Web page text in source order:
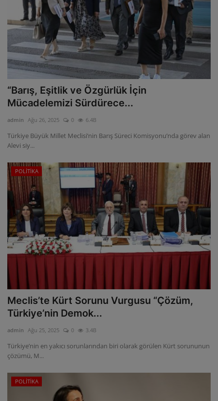
“Barış, Eşitlik ve Özgürlük İçin
Mücadelemizi Sürdürece...
admin Ağu 26, 2025 0 6.4B
Türkiye Büyük Millet Meclisi’nin Barış Süreci Komisyonu’nda görev alan
Alevi siy...
POLİTİKA
Meclis’te Kürt Sorunu Vurgusu “Çözüm,
Türkiye’nin Demok...
admin Ağu 25, 2025 0 3.4B
Türkiye’nin en yakıcı sorunlarından biri olarak görülen Kürt sorununun
çözümü, M...
POLİTİKA